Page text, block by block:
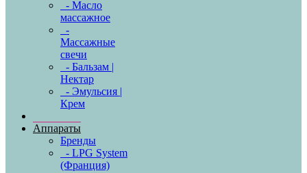
- Масло
массажное
-
Массажные
свечи
- Бальзам |
Нектар
- Эмульсия |
Крем
Аппараты
Бренды
- LPG System
(Франция)